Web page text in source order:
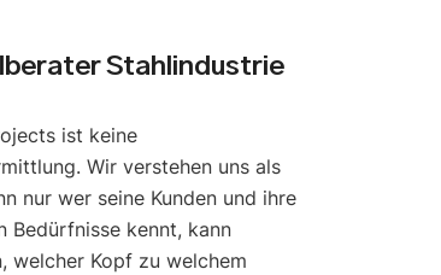
Stahlindustrie
ist keine
Wir verstehen uns als
nur wer seine Kunden und ihre
Bedürfnisse kennt, kann
welcher Kopf zu welchem